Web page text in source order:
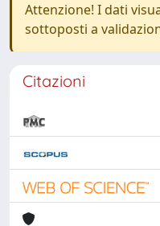
Attenzione! I dati
sottoposti a
Citazioni